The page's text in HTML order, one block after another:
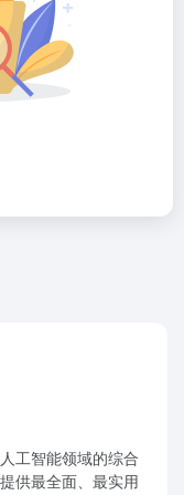
工智能领域的综合
供最全面、最实用